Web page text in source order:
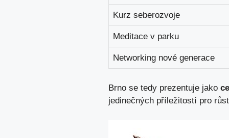
Kurz seberozvoje
Meditace v parku
Networking nové generace
Brno se tedy prezentuje jako
jedinečných příležitostí pro